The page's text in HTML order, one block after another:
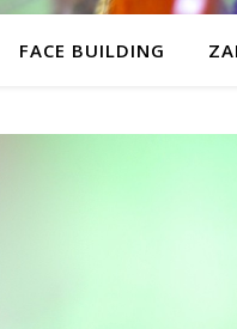
FACE BUILDING